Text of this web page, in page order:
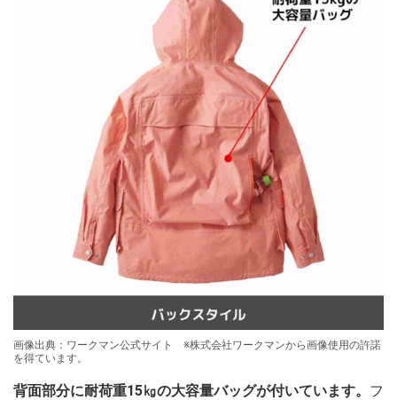
画像出典：ワークマン公式サイト ※株式会社ワークマンから画像使用の許諾
を得ています。
背面部分に耐荷重15㎏の大容量バッグが付いています。 フ